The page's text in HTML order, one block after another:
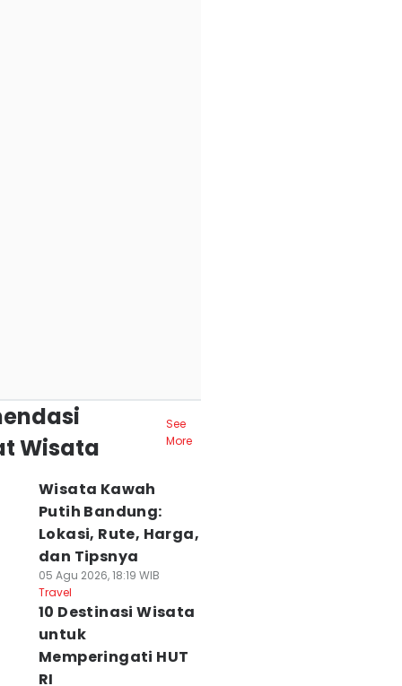
Wisata
See
More
Wisata Kawah
Putih Bandung:
Lokasi, Rute, Harga,
dan Tipsnya
05 Agu 2026, 18:19 WIB
Travel
10 Destinasi Wisata
untuk
Memperingati HUT
RI